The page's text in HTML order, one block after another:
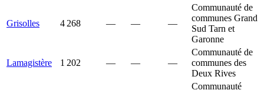
Grisolles 4 268 — — —
Communauté de
communes Grand
Sud Tarn et
Garonne
Lamagistère 1 202 — — —
Communauté de
communes des
Deux Rives
Communauté